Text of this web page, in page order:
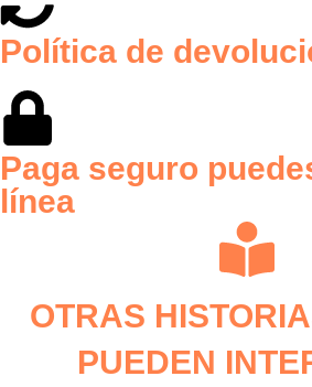
Política de
Paga seguro
línea
OTRAS
PUEDEN